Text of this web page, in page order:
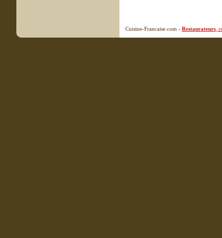
Cuisine-Francaise.com - Restaurateurs ,